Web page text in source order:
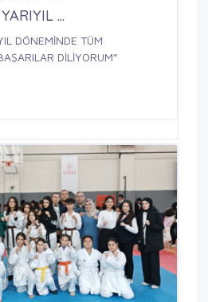
...
DÖNEMİNDE TÜM
DİLİYORUM”